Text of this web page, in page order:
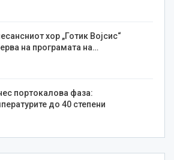
хор „Готик Војсис“
на програмата на…
портокалова фаза:
до 40 степени